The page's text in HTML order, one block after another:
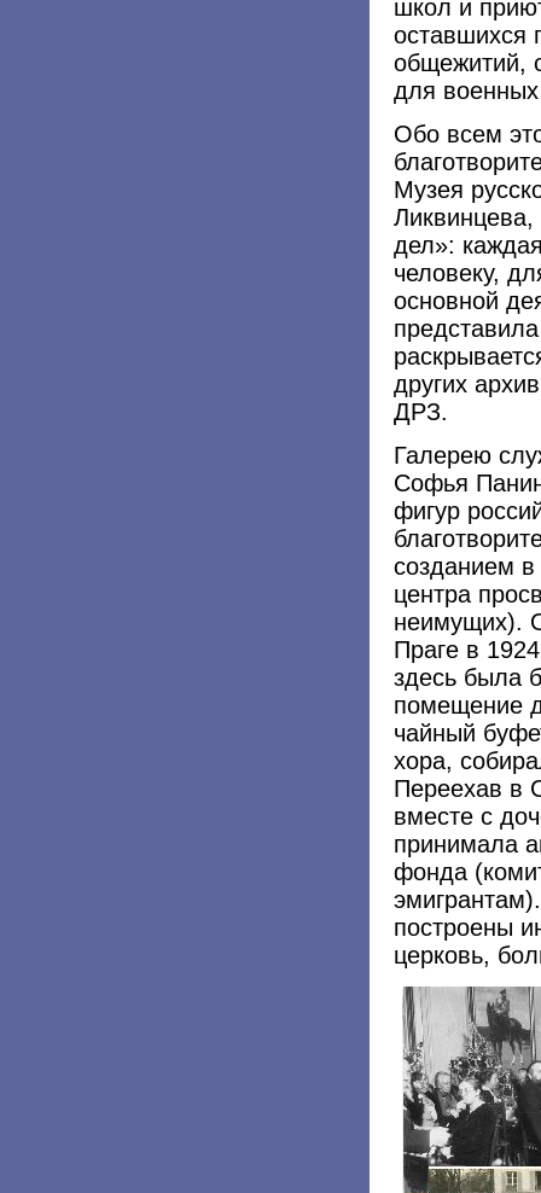
школ и
оставшихся
общежитий,
для
Обо всем
Музея
Ликвинцева,
дел»:
человеку,
основной
других
ДРЗ.
Галерею
Софья
фигур
созданием в
центра
неимущих).
Праге в
здесь была
помещение
чайный
хора,
Переехав в
вместе с
принимала
фонда
построены
церковь,